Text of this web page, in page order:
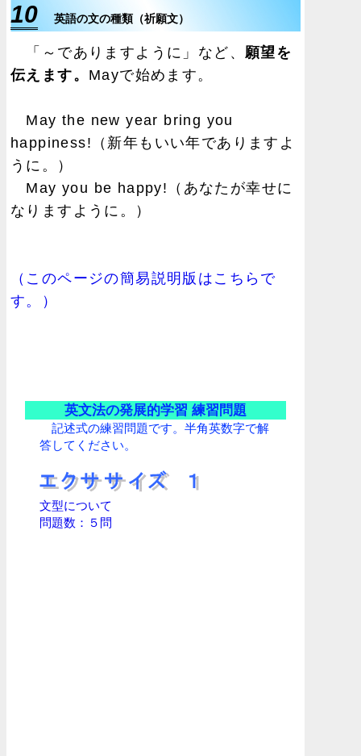
10 英語の文の種類（祈願文）
「～でありますように」など、 願望を
伝えます。 Mayで始めます。
May the new year bring you
happiness!（新年もいい年でありますよ
うに。）
May you be happy!（あなたが幸せに
なりますように。）
（このページの簡易説明版はこちらで
す。）
英文法の発展的学習 練習問題
記述式の練習問題です。半角英数字で解
答してください。
文型について
問題数：５問